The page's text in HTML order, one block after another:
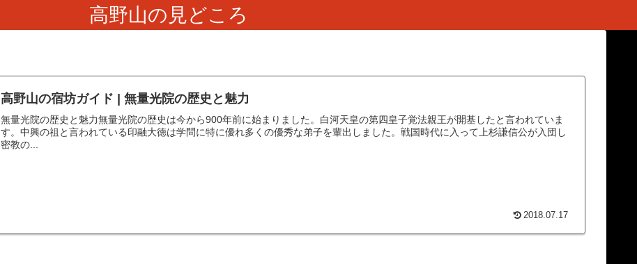
高野山の見どころ
高野山の宿坊ガイド | 無量光院の歴史と魅力
無量光院の歴史と魅力無量光院の歴史は今から900年前に始まりました。白河天皇の第四皇子覚法親王が開基したと言われていま
す。中興の祖と言われている印融大徳は学問に特に優れ多くの優秀な弟子を輩出しました。戦国時代に入って上杉謙信公が入団し
密教の...
2018.07.17